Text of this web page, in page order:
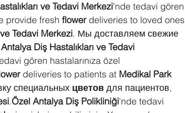
ve Tedavi Merkezi'nde tedavi gören
provide fresh flower deliveries to loved ones
Tedavi Merkezi. Мы доставляем свежие
Antalya Diş Hastalıkları ve Tedavi
gören hastalarınıza özel
deliveries to patients at Medikal Park
специальных цветов для пациентов,
.Özel Antalya Diş Polikliniği'nde tedavi